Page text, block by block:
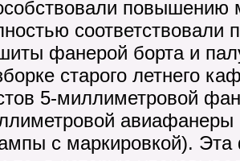
соответствовали
фанерой борта и
старого летнего
5-миллиметровой
с маркировкой). Эта